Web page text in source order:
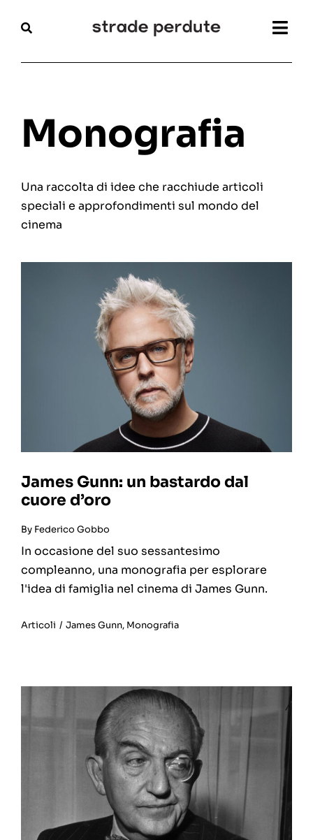
Magazine
Interviste
Monografia
Una raccolta di idee che racchiude articoli
speciali e approfondimenti sul mondo del
cinema
James Gunn: un bastardo dal
cuore d’oro
By Federico Gobbo
In occasione del suo sessantesimo
compleanno, una monografia per esplorare
l'idea di famiglia nel cinema di James Gunn.
Articoli / James Gunn, Monografia